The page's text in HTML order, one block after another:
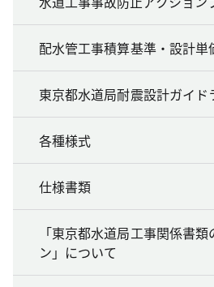
配水管工事積算基準・設計単
東京都水道局耐震設計ガイド
各種様式
仕様書類
「東京都水道局工事関係書
ン」について